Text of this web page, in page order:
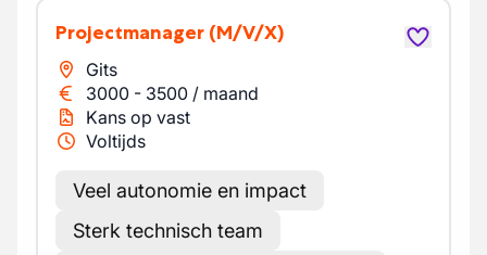
Projectmanager (M/V/X)
Gits
3000 - 3500 / maand
Kans op vast
Voltijds
Veel autonomie en impact
Sterk technisch team